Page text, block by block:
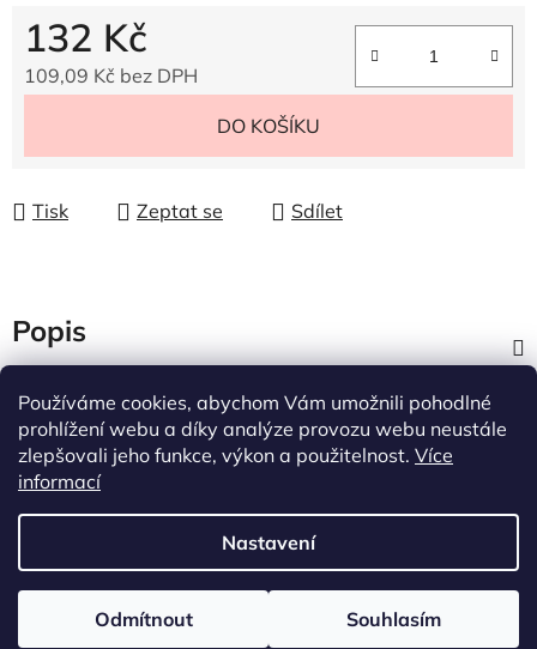
Používáme cookies, abychom Vám umožnili pohodlné
prohlížení webu a díky analýze provozu webu neustále
zlepšovali jeho funkce, výkon a použitelnost. Více
informací
Nastavení
Odmítnout Souhlasím
132 Kč
109,09 Kč bez DPH
DO KOŠÍKU
Tisk Zeptat se Sdílet
Popis
Diskuze
Vytvořil Shoptet
Copyright 2026
. Všechna práva